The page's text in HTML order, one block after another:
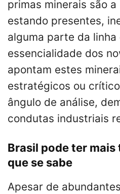
primas minerais são
estando presentes,
alguma parte da
essencialidade dos
apontam estes
estratégicos ou
ângulo de análise,
condutas industriais
Brasil pode ter mais
que se sabe
Apesar de